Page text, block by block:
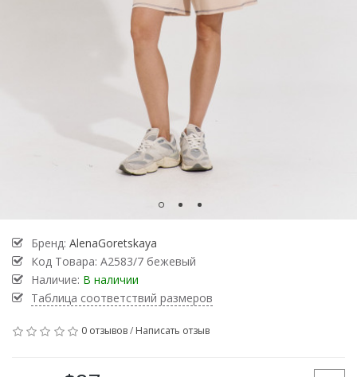
Бренд: AlenaGoretskaya
Код Товара: А2583/7 бежевый
Наличие: В наличии
Таблица соответствий размеров
0 отзывов/ Написать отзыв